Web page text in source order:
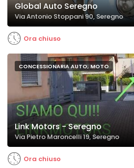
Global Auto Seregno
Via Antonio Stoppani 90, Seregno
Ora chiuso
CONCESSIONARIA AUTO, MOTO
Link Motors - Seregno
Via Pietro Maroncelli 19, Seregno
Ora chiuso